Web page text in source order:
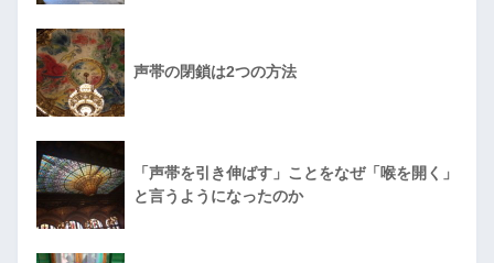
声帯の閉鎖は2つの方法
「声帯を引き伸ばす」ことをなぜ「喉を開く」
と言うようになったのか